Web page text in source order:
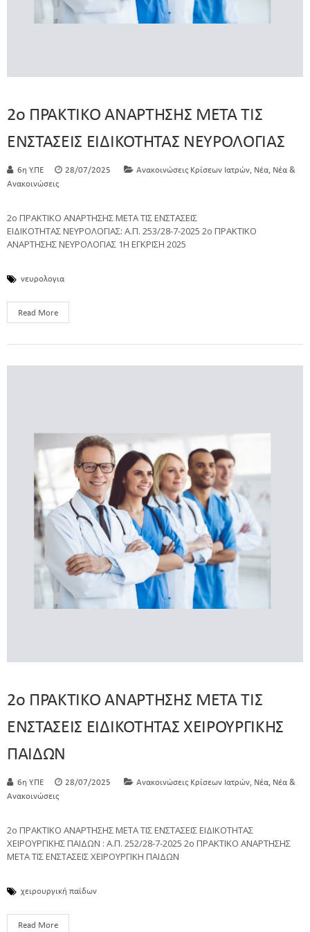
2ο ΠΡΑΚΤΙΚΟ ΑΝΑΡΤΗΣΗΣ ΜΕΤΑ ΤΙΣ
ΕΝΣΤΑΣΕΙΣ ΕΙΔΙΚΟΤΗΤΑΣ ΝΕΥΡΟΛΟΓΙΑΣ
6η Υ.ΠΕ 28/07/2025 Ανακοινώσεις Κρίσεων Ιατρών, Νέα, Νέα &
Ανακοινώσεις
2ο ΠΡΑΚΤΙΚΟ ΑΝΑΡΤΗΣΗΣ ΜΕΤΑ ΤΙΣ ΕΝΣΤΑΣΕΙΣ
ΕΙΔΙΚΟΤΗΤΑΣ ΝΕΥΡΟΛΟΓΙΑΣ: Α.Π. 253/28-7-2025 2ο ΠΡΑΚΤΙΚΟ
ΑΝΑΡΤΗΣΗΣ ΝΕΥΡΟΛΟΓΙΑΣ 1Η ΕΓΚΡΙΣΗ 2025
νευρολογια
Read More
2ο ΠΡΑΚΤΙΚΟ ΑΝΑΡΤΗΣΗΣ ΜΕΤΑ ΤΙΣ
ΕΝΣΤΑΣΕΙΣ ΕΙΔΙΚΟΤΗΤΑΣ ΧΕΙΡΟΥΡΓΙΚΗΣ
ΠΑΙΔΩΝ
6η Υ.ΠΕ 28/07/2025 Ανακοινώσεις Κρίσεων Ιατρών, Νέα, Νέα &
Ανακοινώσεις
2ο ΠΡΑΚΤΙΚΟ ΑΝΑΡΤΗΣΗΣ ΜΕΤΑ ΤΙΣ ΕΝΣΤΑΣΕΙΣ ΕΙΔΙΚΟΤΗΤΑΣ
ΧΕΙΡΟΥΡΓΙΚΗΣ ΠΑΙΔΩΝ : Α.Π. 252/28-7-2025 2ο ΠΡΑΚΤΙΚΟ ΑΝΑΡΤΗΣΗΣ
ΜΕΤΑ ΤΙΣ ΕΝΣΤΑΣΕΙΣ ΧΕΙΡΟΥΡΓΙΚΗ ΠΑΙΔΩΝ
χειρουργική παίδων
Read More